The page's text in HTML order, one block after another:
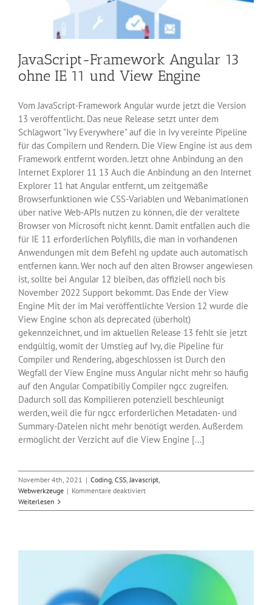
JavaScript-Framework Angular 13
ohne IE 11 und View Engine
Vom JavaScript-Framework Angular wurde jetzt die Version
13 veröffentlicht. Das neue Release setzt unter dem
Schlagwort "Ivy Everywhere" auf die in Ivy vereinte Pipeline
für das Compilern und Rendern. Die View Engine ist aus dem
Framework entfernt worden. Jetzt ohne Anbindung an den
Internet Explorer 11 13 Auch die Anbindung an den Internet
Explorer 11 hat Angular entfernt, um zeitgemäße
Browserfunktionen wie CSS-Variablen und Webanimationen
über native Web-APIs nutzen zu können, die der veraltete
Browser von Microsoft nicht kennt. Damit entfallen auch die
für IE 11 erforderlichen Polyfills, die man in vorhandenen
Anwendungen mit dem Befehl ng update auch automatisch
entfernen kann. Wer noch auf den alten Browser angewiesen
ist, sollte bei Angular 12 bleiben, das offiziell noch bis
November 2022 Support bekommt. Das Ende der View
Engine Mit der im Mai veröffentlichte Version 12 wurde die
View Engine schon als deprecated (überholt)
gekennzeichnet, und im aktuellen Release 13 fehlt sie jetzt
endgültig, womit der Umstieg auf Ivy, die Pipeline für
Compiler und Rendering, abgeschlossen ist Durch den
Wegfall der View Engine muss Angular nicht mehr so häufig
auf den Angular Compatibiliy Compiler ngcc zugreifen.
Dadurch soll das Kompilieren potenziell beschleunigt
werden, weil die für ngcc erforderlichen Metadaten- und
Summary-Dateien nicht mehr benötigt werden. Außerdem
ermöglicht der Verzicht auf die View Engine [...]
November 4th, 2021 | Coding, CSS,Javascript,
Webwerkzeuge | Kommentare deaktiviertfür
Framework
IE
View
Engine
Weiterlesen